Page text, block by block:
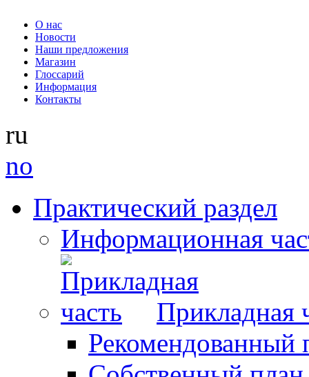
О нас
Новости
Наши предложения
Магазин
Глоссарий
Информация
Контакты
ru
no
Практический раздел
Информационная
Прикладная
Рекомендованный